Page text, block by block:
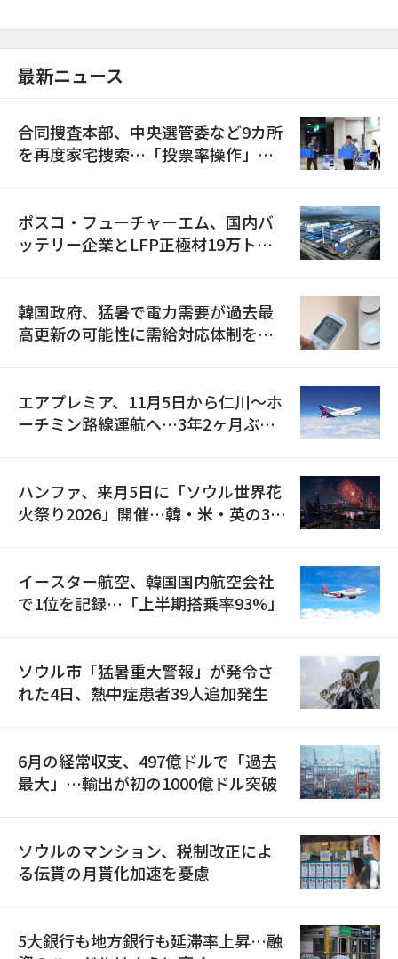
最新ニュース
合同捜査本部、中央選管委など9カ所
を再度家宅捜索…「投票率操作」の
ポスコ・フューチャーエム、国内バ
ッテリー企業とLFP正極材19万トン
韓国政府、猛暑で電力需要が過去最
高更新の可能性に需給対応体制を点
エアプレミア、11月5日から仁川〜ホ
ーチミン路線運航へ…3年2ヶ月ぶり
ハンファ、来月5日に「ソウル世界花
火祭り2026」開催…韓・米・英の3カ
イースター航空、韓国国内航空会社
で1位を記録…「上半期搭乗率93%」
ソウル市「猛暑重大警報」が発令さ
れた4日、熱中症患者39人追加発生
6月の経常収支、497億ドルで「過去
最大」…輸出が初の1000億ドル突破
ソウルのマンション、税制改正によ
る伝貰の月貰化加速を憂慮
5大銀行も地方銀行も延滞率上昇…融